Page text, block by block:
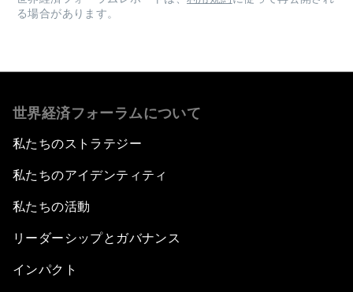
る場合があります。
世界経済フォーラムについて
私たちのストラテジー
私たちのアイデンティティ
私たちの活動
リーダーシップとガバナンス
インパクト